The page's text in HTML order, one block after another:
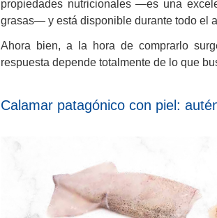
propiedades nutricionales —es una
grasas— y está disponible durante todo el
Ahora bien, a la hora de comprarlo
respuesta depende totalmente de lo que
Calamar patagónico con piel: